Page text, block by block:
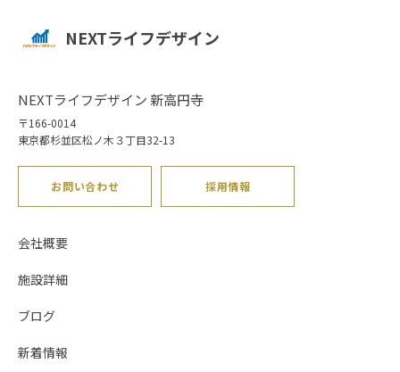
NEXTライフデザイン
NEXTライフデザイン 新高円寺
〒166-0014
東京都杉並区松ノ木３丁目32-13
お問い合わせ 採用情報
会社概要
施設詳細
ブログ
新着情報